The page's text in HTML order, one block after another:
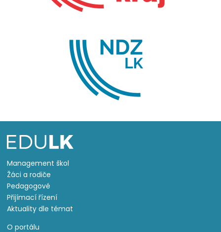
Management škol
Žáci a rodiče
Pedagogové
Přijímací řízení
Aktuality dle témat
O portálu